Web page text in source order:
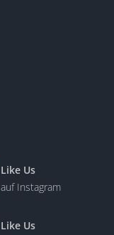
Like Us
auf Instagram
Like Us